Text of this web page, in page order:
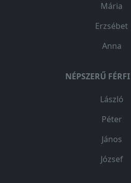
Mária
Erzsébet
Anna
NÉPSZERŰ
László
Péter
János
József